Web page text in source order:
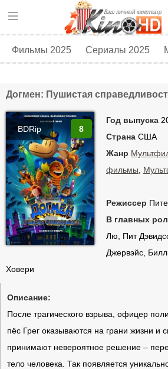
Фильмы 2025 Сериалы 2025
Догмен: Пушистая
BDRip
Год выпуска
Страна США
Жанр
фильмы
Режиссер
В главных
Лю, Пит
Джервэйс,
Ховери
8
Описание:
После трагического взрыва, офицер
пёс Грег оказываются на грани жизни и
принимают невероятное решение –
тело человека. Так появляется